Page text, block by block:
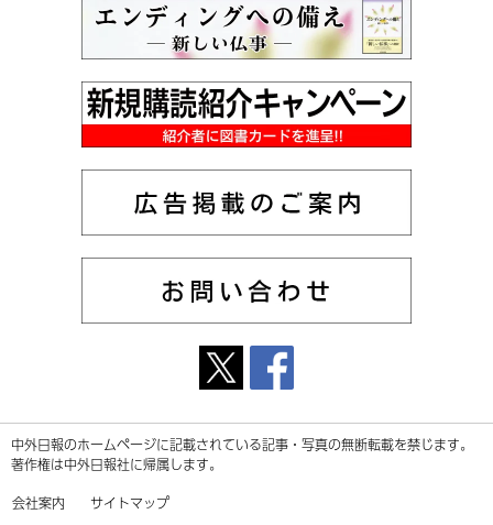
中外日報のホームページに記載されている記事・写真の無断転載を禁じます。
著作権は中外日報社に帰属します。
会社案内
サイトマップ